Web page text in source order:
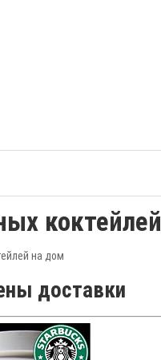
коктейлей
на дом
доставки